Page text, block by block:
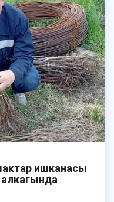
ишканасы
алкагында